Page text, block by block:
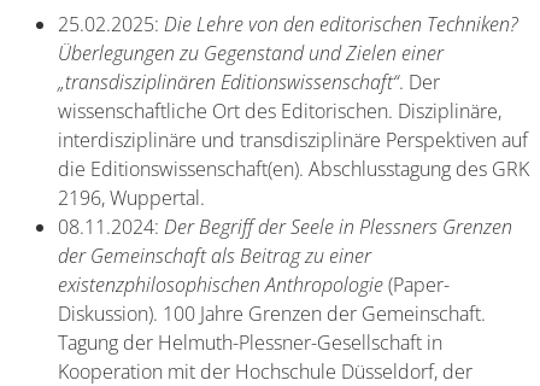
25.02.2025: Die Lehre von den editorischen Techniken?
Überlegungen zu Gegenstand und Zielen einer
„transdisziplinären Editionswissenschaft“. Der
wissenschaftliche Ort des Editorischen. Disziplinäre,
interdisziplinäre und transdisziplinäre Perspektiven auf
die Editionswissenschaft(en). Abschlusstagung des GRK
2196, Wuppertal.
08.11.2024: Der Begriff der Seele in Plessners Grenzen
der Gemeinschaft als Beitrag zu einer
existenzphilosophischen Anthropologie(Paper-
Diskussion). 100 Jahre Grenzen der Gemeinschaft.
Tagung der Helmuth-Plessner-Gesellschaft in
Kooperation mit der Hochschule Düsseldorf, der